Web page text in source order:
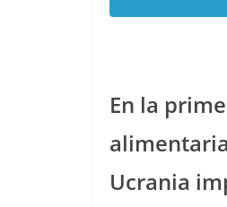
En la
Ucrania